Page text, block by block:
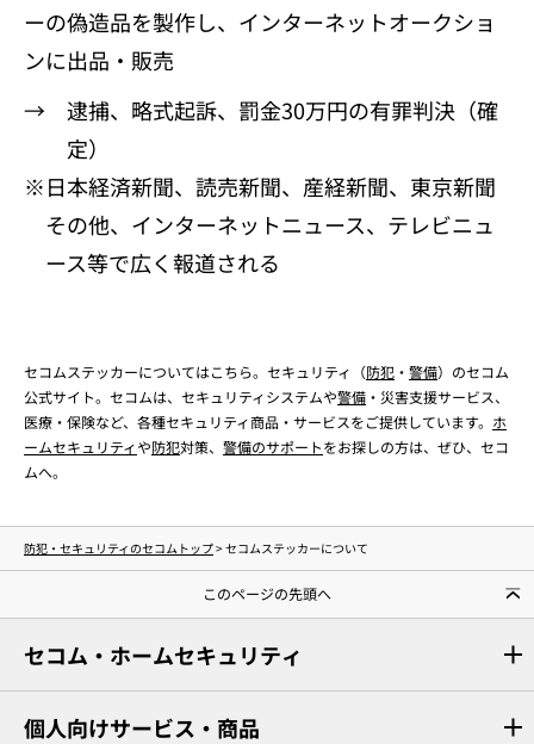
ーの偽造品を製作し、インターネットオークショ
ンに出品・販売
→ 逮捕、略式起訴、罰金30万円の有罪判決（確
定）
※日本経済新聞、読売新聞、産経新聞、東京新聞
その他、インターネットニュース、テレビニュ
ース等で広く報道される
セコムステッカーについてはこちら。セキュリティ（防犯 ・ 警備）のセコム
公式サイト。セコムは、セキュリティシステムや警備 ・災害支援サービス、
医療・保険など、各種セキュリティ商品・サービスをご提供しています。 ホ
ームセキュリティや防犯対策、 警備のサポートをお探しの方は、ぜひ、セコ
ムへ。
防犯・セキュリティのセコムトップ>セコムステッカーについて
このページの先頭へ
セコム・ホームセキュリティ
個人向けサービス・商品